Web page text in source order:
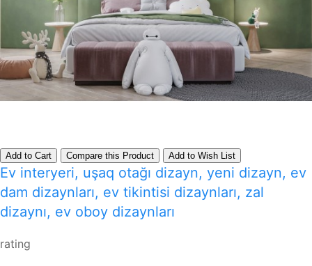
Add to Cart Compare this Product Add to Wish List
Ev interyeri, uşaq otağı dizayn, yeni dizayn, ev
dam dizaynları, ev tikintisi dizaynları, zal
dizaynı, ev oboy dizaynları
rating